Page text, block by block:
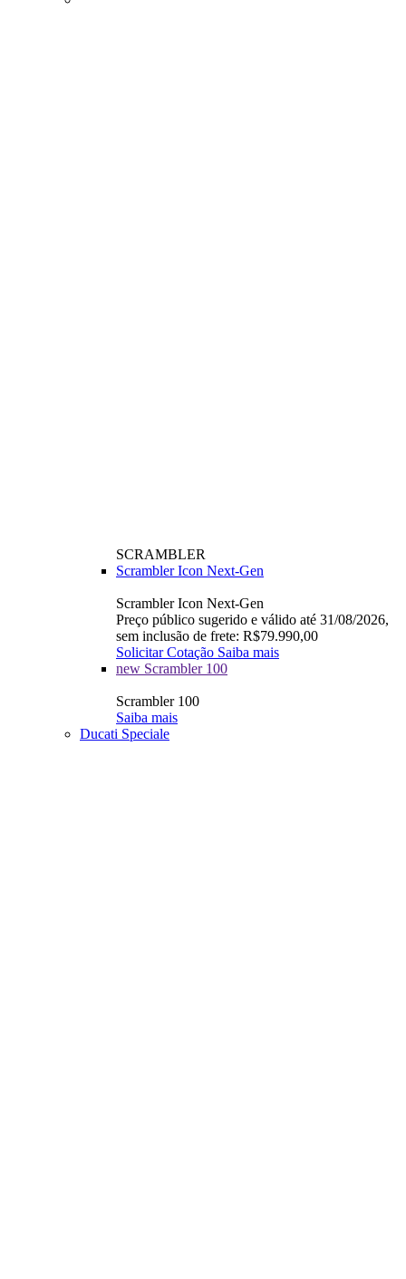
SCRAMBLER
Scrambler Icon Next-Gen
Scrambler Icon Next-Gen
Preço público sugerido e válido até 31/08/2026,
sem inclusão de frete: R$79.990,00
Solicitar Cotação Saiba mais
new Scrambler 100
Scrambler 100
Saiba mais
Ducati Speciale